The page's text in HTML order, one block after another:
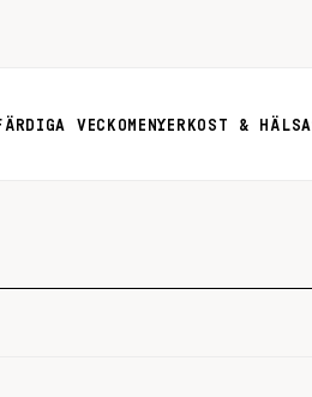
VECKOMENYER KOST & HÄLSA